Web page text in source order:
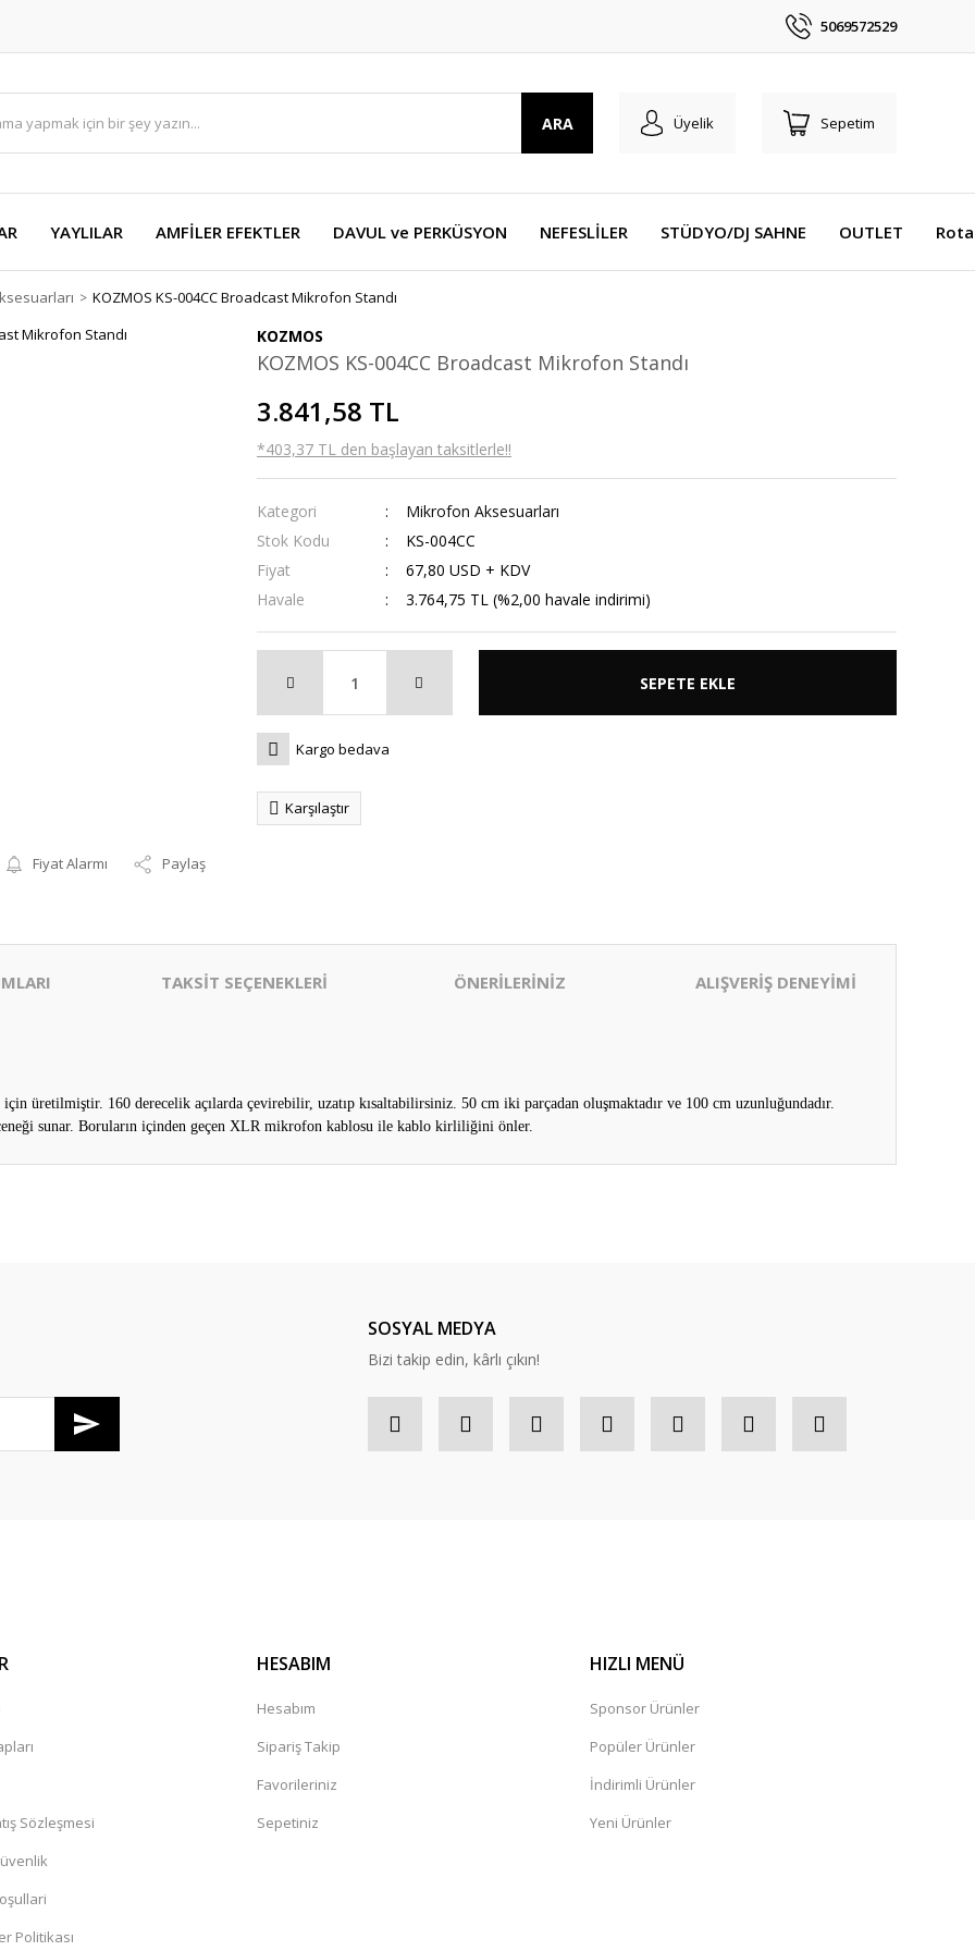
5069572529
ARA Üyelik Sepetim
YAYLILAR AMFİLER EFEKTLER DAVUL ve PERKÜSYON NEFESLİLER STÜDYO/DJ SAHNE OUTLET
KOZMOS KS-004CC Broadcast Mikrofon Standı
Fiyat Alarmı Paylaş
KOZMOS
KOZMOS KS-004CC Broadcast Mikrofon Standı
3.841,58 TL
*403,37 TL den başlayan taksitlerle!!
Kategori
Mikrofon Aksesuarları
Stok Kodu
KS-004CC
Fiyat
67,80 USD + KDV
Havale
3.764,75 TL (%2,00 havale indirimi)
SEPETE EKLE
Kargo bedava
Karşılaştır
TAKSİT SEÇENEKLERİ ÖNERİLERİNİZ ALIŞVERİŞ DENEYİMİ
üretilmiştir. 160 derecelik açılarda çevirebilir, uzatıp kısaltabilirsiniz. 50 cm iki parçadan oluşmaktadır ve 100 cm uzunluğundadır.
sunar. Boruların içinden geçen XLR mikrofon kablosu ile kablo kirliliğini önler.
SOSYAL MEDYA
Bizi takip edin, kârlı çıkın!
Sözleşmesi
Politikası
HESABIM
Hesabım
Sipariş Takip
Favorileriniz
Sepetiniz
HIZLI MENÜ
Sponsor Ürünler
Popüler Ürünler
İndirimli Ürünler
Yeni Ürünler